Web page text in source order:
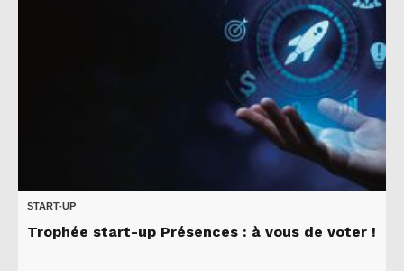
START-UP
Trophée start-up Présences : à vous de voter !